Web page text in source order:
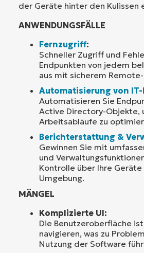
der Geräte hinter den Kulissen
ANWENDUNGSFÄLLE
Fernzugriff:
Schneller Zugriff und
Endpunkten von jedem
aus mit sicherem
Automatisierung von IT-
Automatisieren Sie
Active Directory-Objekte,
Arbeitsabläufe zu
Berichterstattung &
Gewinnen Sie mit
und
Kontrolle über Ihre Geräte
Umgebung.
MÄNGEL
Komplizierte UI:
Die Benutzeroberfläche
navigieren, was zu
Nutzung der Software